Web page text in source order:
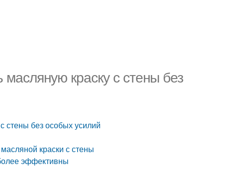
краску с стены без
стены без особых усилий
краски с стены
эффективны